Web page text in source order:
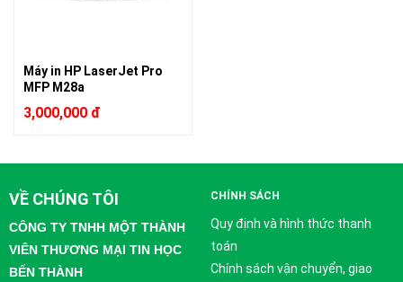
Máy in HP LaserJet Pro
MFP M28a
3,000,000 đ
VỀ CHÚNG TÔI
CÔNG TY TNHH MỘT THÀNH
VIÊN THƯƠNG MẠI TIN HỌC
BẾN THÀNH
CHÍNH SÁCH
Quy định và hình thức thanh
toán
Chính sách vận chuyển, giao